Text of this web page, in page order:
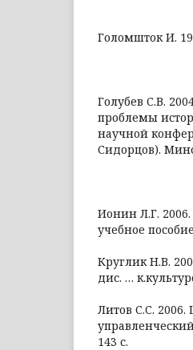
Голомшток И.
Голубев С.В.
проблемы
научной
Сидорцов).
Ионин Л.Г.
учебное
Круглик Н.В.
дис. …
Литов С.С.
143 с.